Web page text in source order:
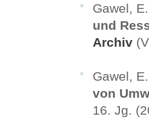
Gawel,
und
Archiv
Gawel,
von
16. Jg.